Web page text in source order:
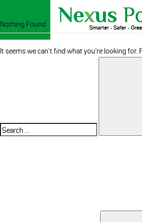
Nothing Found
It seems we can’t find what you’re looking for.